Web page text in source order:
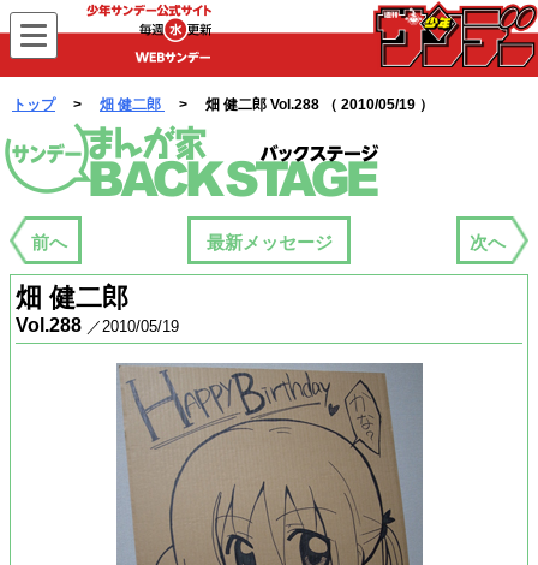
WEBサンデー
トップ> 畑 健二郎 > 畑 健二郎 Vol.288 （ 2010/05/19 ）
まんが家バックステージ
前へ 最新メッセージ 次へ
畑 健二郎
Vol.288 ／2010/05/19